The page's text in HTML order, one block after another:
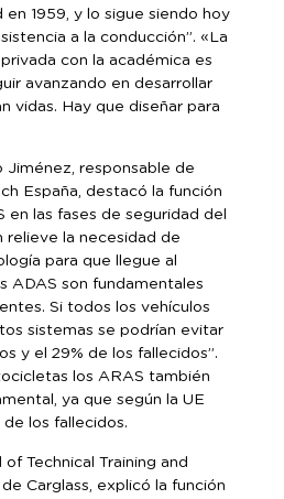
1959, y lo sigue siendo hoy
a la conducción”. «La
con la académica es
avanzando en desarrollar
vidas. Hay que diseñar para
Jiménez, responsable de
España, destacó la función
en las fases de seguridad del
relieve la necesidad de
para que llegue al
ADAS son fundamentales
Si todos los vehículos
sistemas se podrían evitar
y el 29% de los fallecidos”.
los ARAS también
ya que según la UE
los fallecidos.
Technical Training and
Carglass, explicó la función